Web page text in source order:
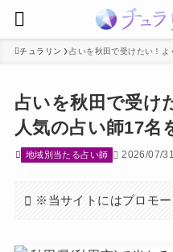
チュラリン 占いを秋田で受けたい！
占いを秋田で受け
人気の占い師17名
地域別当たる占い師 2026/07/31
※当サイトにはプロモー